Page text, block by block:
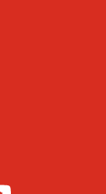
på YouTube